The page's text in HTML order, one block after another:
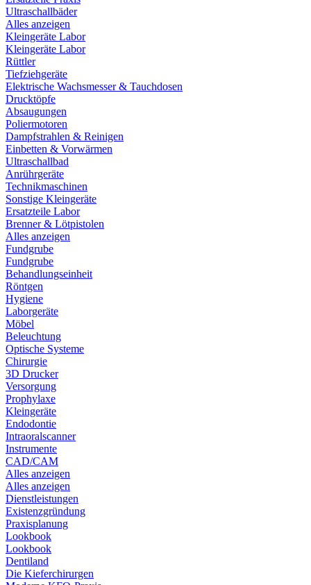
Ultraschallbäder
Alles anzeigen
Kleingeräte Labor
Kleingeräte Labor
Rüttler
Tiefziehgeräte
Elektrische Wachsmesser & Tauchdosen
Drucktöpfe
Absaugungen
Poliermotoren
Dampfstrahlen & Reinigen
Einbetten & Vorwärmen
Ultraschallbad
Anrührgeräte
Technikmaschinen
Sonstige Kleingeräte
Ersatzteile Labor
Brenner & Lötpistolen
Alles anzeigen
Fundgrube
Fundgrube
Behandlungseinheit
Röntgen
Hygiene
Laborgeräte
Möbel
Beleuchtung
Optische Systeme
Chirurgie
3D Drucker
Versorgung
Prophylaxe
Kleingeräte
Endodontie
Intraoralscanner
Instrumente
CAD/CAM
Alles anzeigen
Alles anzeigen
Dienstleistungen
Existenzgründung
Praxisplanung
Lookbook
Lookbook
Dentiland
Die Kieferchirurgen